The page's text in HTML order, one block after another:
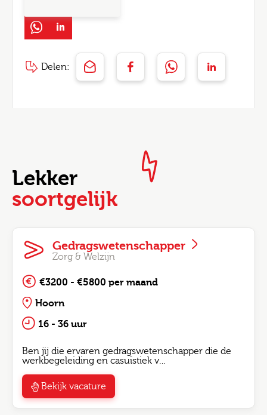
Delen:
Lekker
soortgelijk
Gedragswetenschapper
Zorg & Welzijn
€3200 - €5800 per maand
Hoorn
16 - 36 uur
Ben jij die ervaren gedragswetenschapper die de
werkbegeleiding en casuïstiek v…
Bekijk vacature